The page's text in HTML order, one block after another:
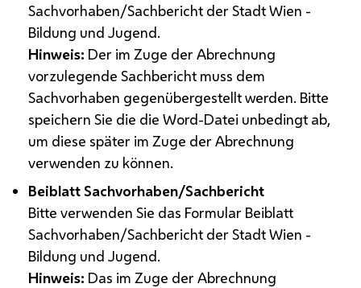
Sachvorhaben/Sachbericht der Stadt Wien -
Bildung und Jugend.
Hinweis: Der im Zuge der Abrechnung
vorzulegende Sachbericht muss dem
Sachvorhaben gegenübergestellt werden. Bitte
speichern Sie die die Word-Datei unbedingt ab,
um diese später im Zuge der Abrechnung
verwenden zu können.
Beiblatt Sachvorhaben/Sachbericht
Bitte verwenden Sie das Formular Beiblatt
Sachvorhaben/Sachbericht der Stadt Wien -
Bildung und Jugend.
Hinweis: Das im Zuge der Abrechnung